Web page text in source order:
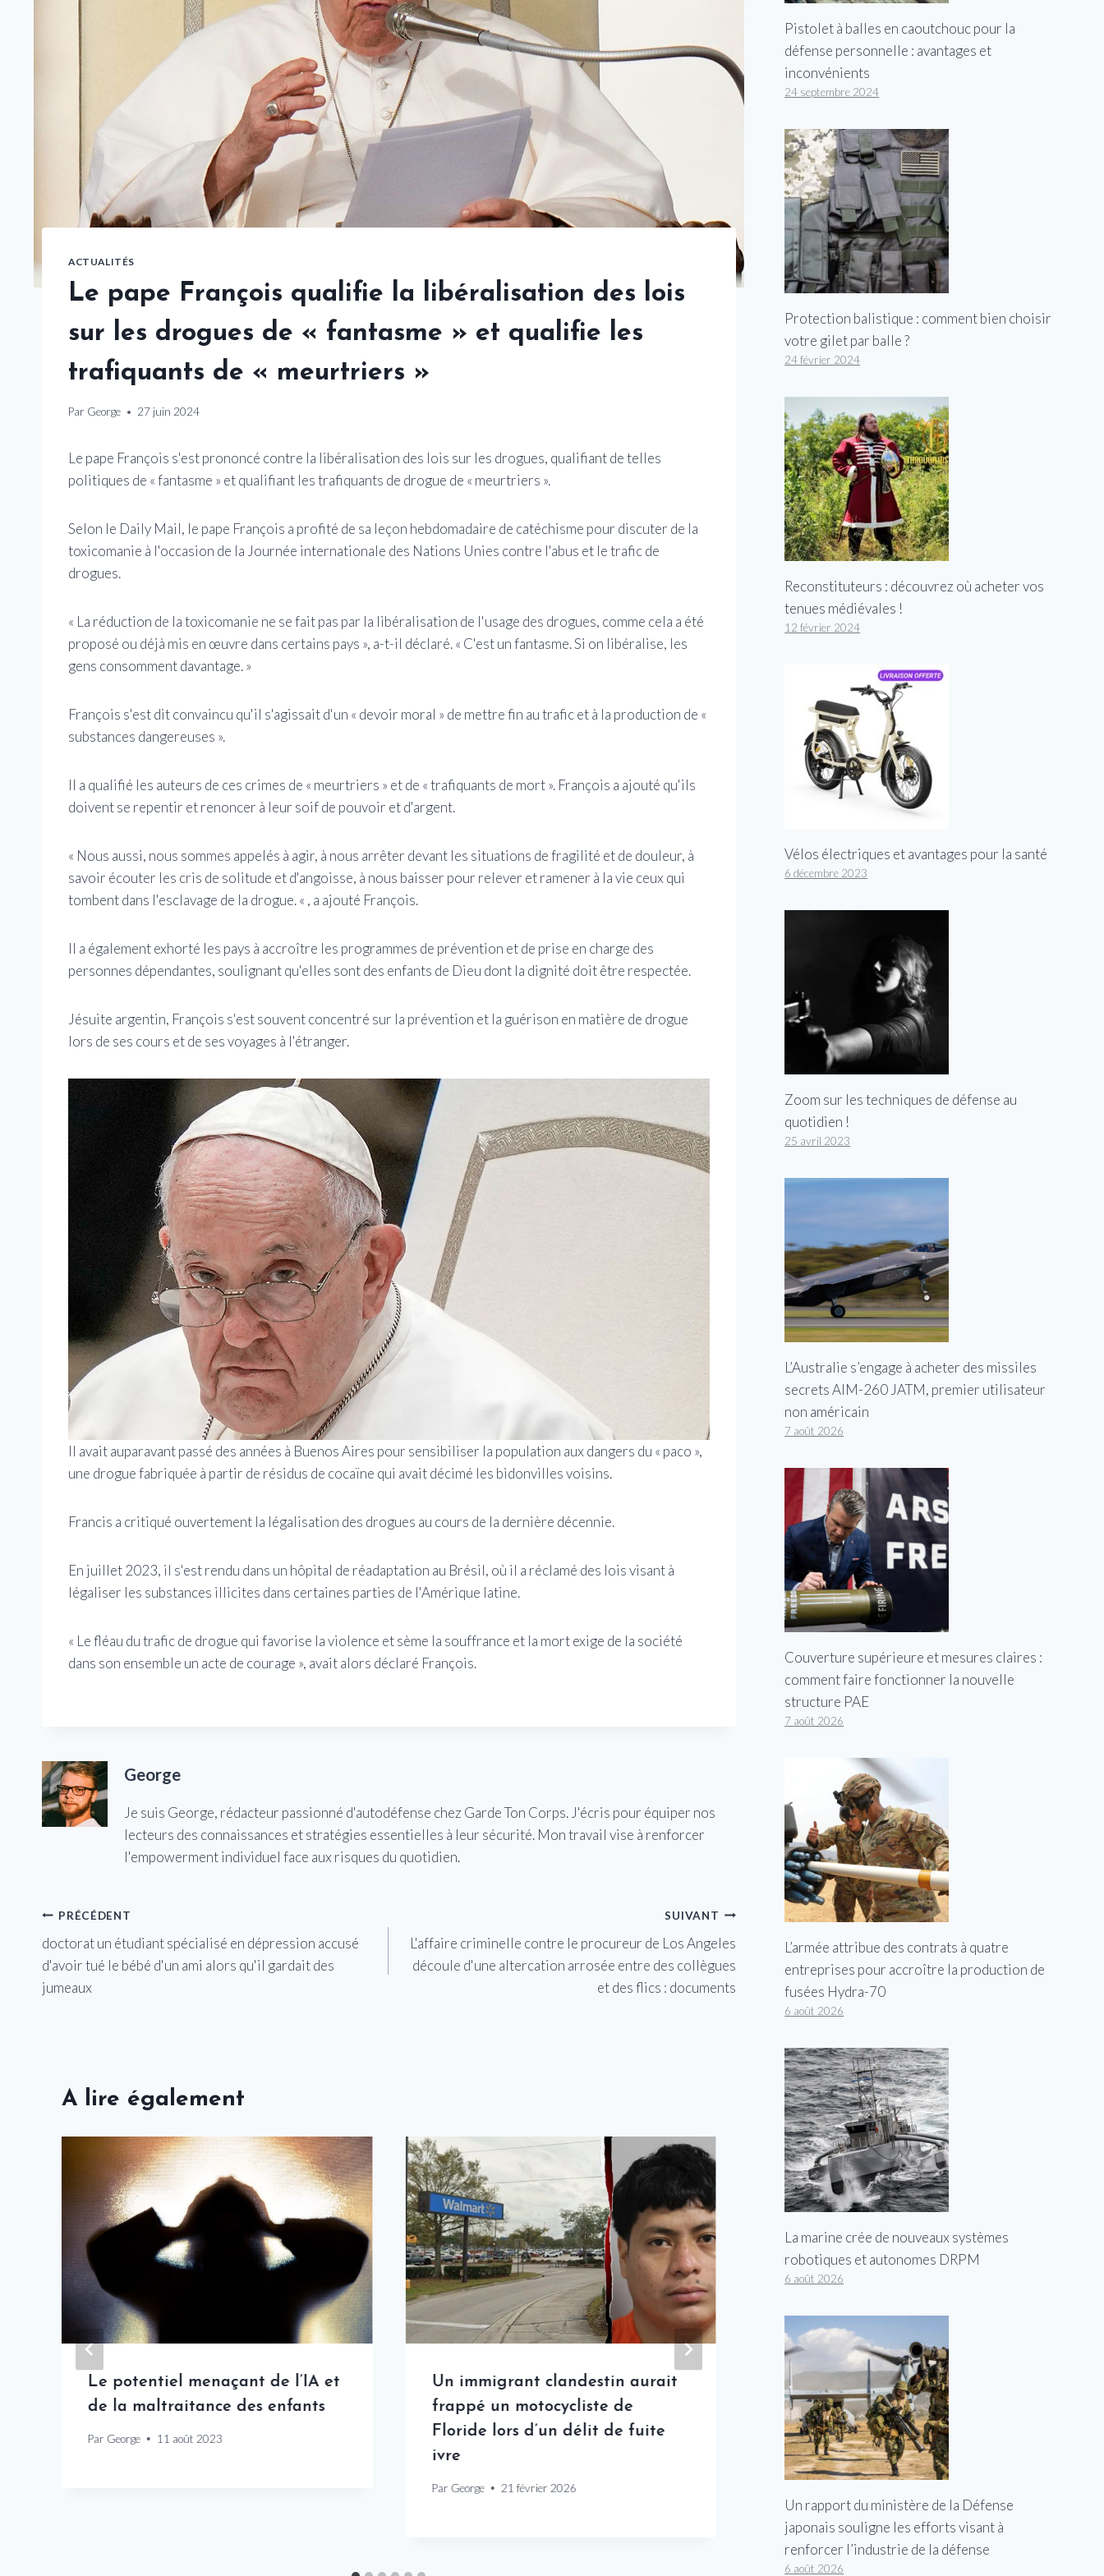
ACTUALITÉS
Le pape François qualifie la libéralisation des lois
sur les drogues de « fantasme » et qualifie les
trafiquants de « meurtriers »
Par George 27 juin 2024
Le pape François s'est prononcé contre la libéralisation des lois sur les drogues, qualifiant de telles
politiques de « fantasme » et qualifiant les trafiquants de drogue de « meurtriers ».
Selon le Daily Mail, le pape François a profité de sa leçon hebdomadaire de catéchisme pour discuter de la
toxicomanie à l'occasion de la Journée internationale des Nations Unies contre l'abus et le trafic de
drogues.
« La réduction de la toxicomanie ne se fait pas par la libéralisation de l'usage des drogues, comme cela a été
proposé ou déjà mis en œuvre dans certains pays », a-t-il déclaré. « C'est un fantasme. Si on libéralise, les
gens consomment davantage. »
François s'est dit convaincu qu'il s'agissait d'un « devoir moral » de mettre fin au trafic et à la production de «
substances dangereuses ».
Il a qualifié les auteurs de ces crimes de « meurtriers » et de « trafiquants de mort ». François a ajouté qu'ils
doivent se repentir et renoncer à leur soif de pouvoir et d'argent.
« Nous aussi, nous sommes appelés à agir, à nous arrêter devant les situations de fragilité et de douleur, à
savoir écouter les cris de solitude et d'angoisse, à nous baisser pour relever et ramener à la vie ceux qui
tombent dans l'esclavage de la drogue. « , a ajouté François.
Il a également exhorté les pays à accroître les programmes de prévention et de prise en charge des
personnes dépendantes, soulignant qu'elles sont des enfants de Dieu dont la dignité doit être respectée.
Jésuite argentin, François s'est souvent concentré sur la prévention et la guérison en matière de drogue
lors de ses cours et de ses voyages à l'étranger.
Il avait auparavant passé des années à Buenos Aires pour sensibiliser la population aux dangers du « paco »,
une drogue fabriquée à partir de résidus de cocaïne qui avait décimé les bidonvilles voisins.
Francis a critiqué ouvertement la légalisation des drogues au cours de la dernière décennie.
En juillet 2023, il s'est rendu dans un hôpital de réadaptation au Brésil, où il a réclamé des lois visant à
légaliser les substances illicites dans certaines parties de l'Amérique latine.
« Le fléau du trafic de drogue qui favorise la violence et sème la souffrance et la mort exige de la société
dans son ensemble un acte de courage », avait alors déclaré François.
George
Je suis George, rédacteur passionné d'autodéfense chez Garde Ton Corps. J'écris pour équiper nos
lecteurs des connaissances et stratégies essentielles à leur sécurité. Mon travail vise à renforcer
l'empowerment individuel face aux risques du quotidien.
Navigation
de
l’article
PRÉCÉDENT
doctorat un étudiant spécialisé en dépression accusé
d'avoir tué le bébé d'un ami alors qu'il gardait des
jumeaux
SUIVANT
L'affaire criminelle contre le procureur de Los Angeles
découle d'une altercation arrosée entre des collègues
et des flics : documents
A lire également
Le potentiel menaçant de l’IA et
de la maltraitance des enfants
Par George 11 août 2023
Un immigrant clandestin aurait
frappé un motocycliste de
Floride lors d’un délit de fuite
ivre
Par George 21 février 2026
Une vidéo montre que la police
avertit à plusieurs reprises un
homme de l’Ohio abattu, tué
après s’être approché d’eux avec
un fusil
Par George 28 janvier 2023
Pistolet à balles en caoutchouc pour la
défense personnelle : avantages et
inconvénients
24 septembre 2024
Protection balistique : comment bien choisir
votre gilet par balle ?
24 février 2024
Reconstituteurs : découvrez où acheter vos
tenues médiévales !
12 février 2024
Vélos électriques et avantages pour la santé
6 décembre 2023
Zoom sur les techniques de défense au
quotidien !
25 avril 2023
L’Australie s’engage à acheter des missiles
secrets AIM-260 JATM, premier utilisateur
non américain
7 août 2026
Couverture supérieure et mesures claires :
comment faire fonctionner la nouvelle
structure PAE
7 août 2026
L’armée attribue des contrats à quatre
entreprises pour accroître la production de
fusées Hydra-70
6 août 2026
La marine crée de nouveaux systèmes
robotiques et autonomes DRPM
6 août 2026
Un rapport du ministère de la Défense
japonais souligne les efforts visant à
renforcer l’industrie de la défense
6 août 2026